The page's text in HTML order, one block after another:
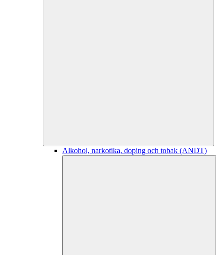
Alkohol, narkotika, doping och tobak (ANDT)